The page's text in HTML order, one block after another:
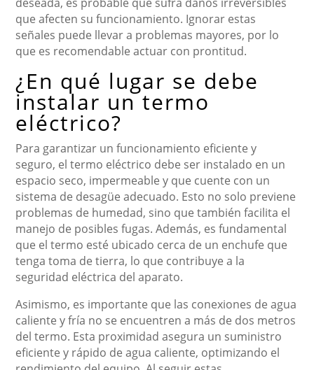
que afecten su funcionamiento. Ignorar estas
señales puede llevar a problemas mayores, por lo
que es recomendable actuar con prontitud.
¿En qué lugar se debe
instalar un termo
eléctrico?
Para garantizar un funcionamiento eficiente y
seguro, el termo eléctrico debe ser instalado en un
espacio seco, impermeable y que cuente con un
sistema de desagüe adecuado. Esto no solo previene
problemas de humedad, sino que también facilita el
manejo de posibles fugas. Además, es fundamental
que el termo esté ubicado cerca de un enchufe que
tenga toma de tierra, lo que contribuye a la
seguridad eléctrica del aparato.
Asimismo, es importante que las conexiones de agua
caliente y fría no se encuentren a más de dos metros
del termo. Esta proximidad asegura un suministro
eficiente y rápido de agua caliente, optimizando el